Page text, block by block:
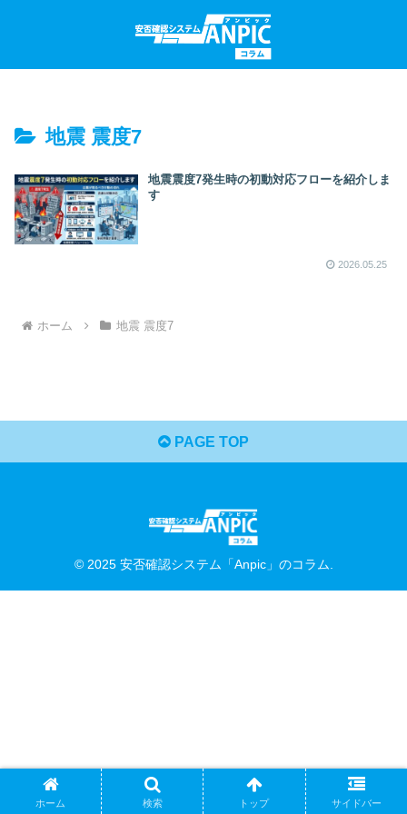
地震 震度7
地震震度7発生時の初動対応フローを紹介しま
す
2026.05.25
ホーム 地震 震度7
PAGE TOP
© 2025 安否確認システム「Anpic」のコラム.
ホーム 検索 トップ サイドバー